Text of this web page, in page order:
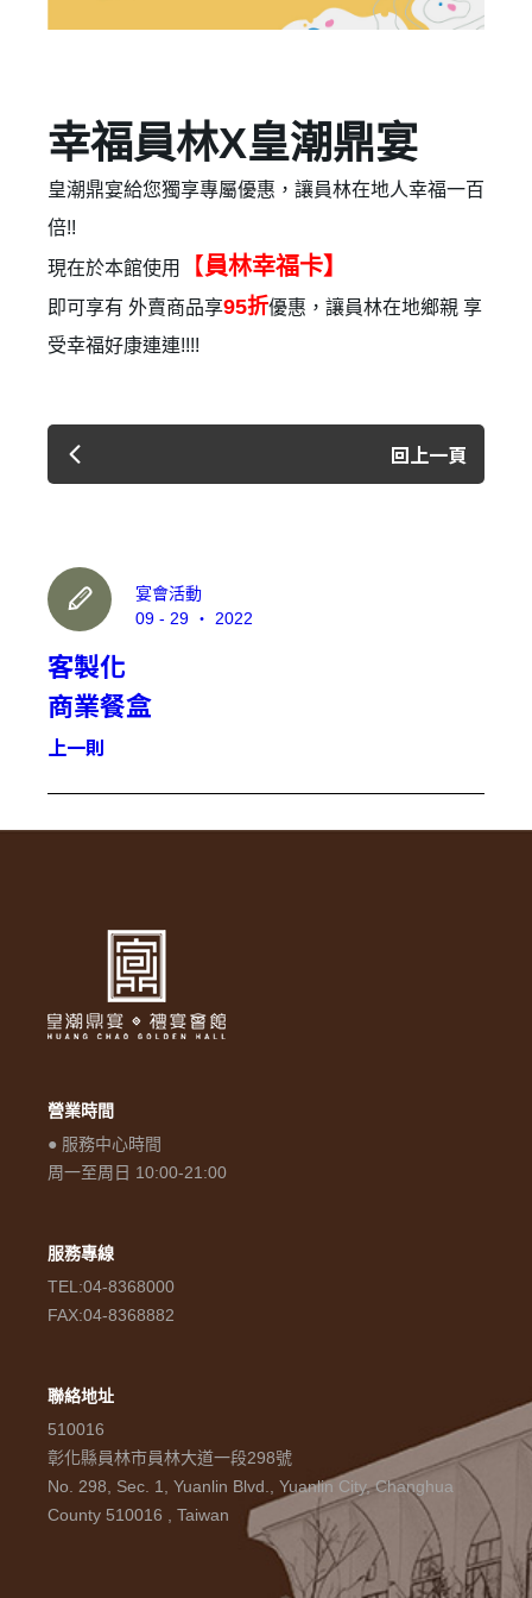
會員登入
登 入
忘記密碼？
只要再完成幾個步驟，即可完成帳號的註冊程序，
我 要 註 冊
幸福員林X皇潮鼎宴
皇潮鼎宴給您獨享專屬優惠，讓員林在地人幸福一百
倍!!
現在於本館使用
【 員林幸福卡】
即可享有 外賣商品享95折優惠，讓員林在地鄉親 享
受幸福好康連連!!!!
回上一頁
宴會活動
09 - 29 ‧ 2022
客製化
商業餐盒
上一則
營業時間
● 服務中心時間
周一至周日 10:00-21:00
服務專線
TEL:04-8368000
FAX:04-8368882
聯絡地址
510016
彰化縣員林市員林大道一段298號
No. 298, Sec. 1, Yuanlin Blvd., Yuanlin City, Changhua
County 510016 , Taiwan